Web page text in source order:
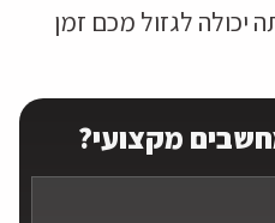
יכולה לגזול מכם זמן
מקצועי?